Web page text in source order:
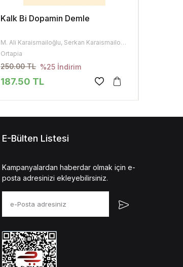
Kalk Bi Dopamin Demle
M. Ali Karaismailoğlu, Serkan Karaismailoğlu
Ortapia
250.00 TL %25 İndirim
187.50 TL
E-Bülten Listesi
Kampanyalardan haberdar olmak için e-
posta adresinizi ekleyebilirsiniz.